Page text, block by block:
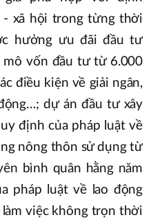
xã hội trong từng thời
hưởng ưu đãi đầu tư
vốn đầu tư từ 6.000
điều kiện về giải ngân,
dự án đầu tư xây
định của pháp luật về
nông thôn sử dụng từ
bình quân hằng năm
pháp luật về lao động
việc không trọn thời